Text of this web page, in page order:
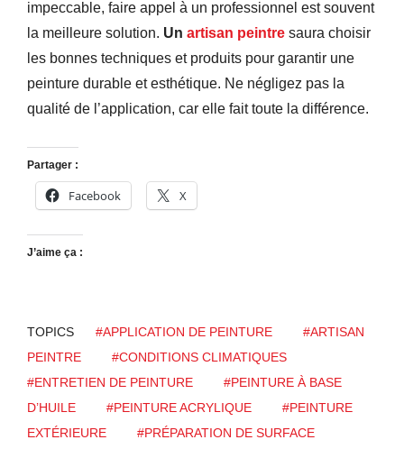
impeccable, faire appel à un professionnel est souvent
la meilleure solution. Un artisan peintre saura choisir
les bonnes techniques et produits pour garantir une
peinture durable et esthétique. Ne négligez pas la
qualité de l’application, car elle fait toute la différence.
Partager :
Facebook X
J’aime ça :
TOPICS #APPLICATION DE PEINTURE
#ARTISAN
PEINTRE
#CONDITIONS CLIMATIQUES
#ENTRETIEN DE PEINTURE
#PEINTURE À BASE
D’HUILE
#PEINTURE ACRYLIQUE
#PEINTURE
EXTÉRIEURE
#PRÉPARATION DE SURFACE